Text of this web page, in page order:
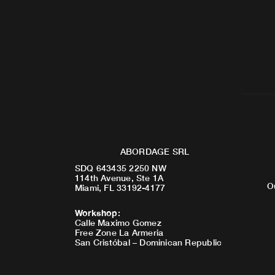
ABORDAGE SRL
SDQ 643435 2250 NW
114th Avenue, Ste 1A
Miami, FL 33192-4177
Workshop:
Calle Maximo Gomez
Free Zone La Armeria
San Cristóbal – Dominican Republic